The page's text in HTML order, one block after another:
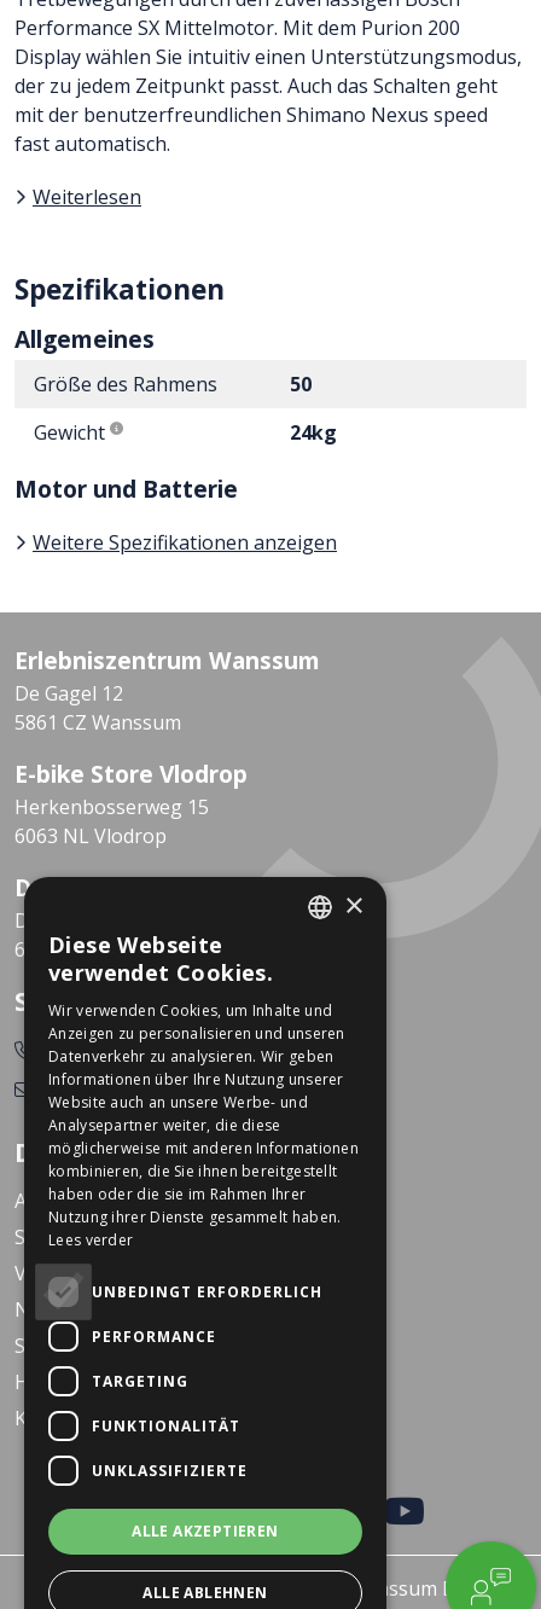
Performance SX Mittelmotor. Mit dem Purion 200
Display wählen Sie intuitiv einen Unterstützungsmodus,
der zu jedem Zeitpunkt passt. Auch das Schalten geht
mit der benutzerfreundlichen Shimano Nexus speed
fast automatisch.
Weiterlesen
Spezifikationen
Allgemeines
Größe des Rahmens
50
Gewicht
24kg
Motor und Batterie
Weitere Spezifikationen anzeigen
Erlebniszentrum Wanssum
De Gagel 12
5861 CZ Wanssum
E-bike Store Vlodrop
Herkenbosserweg 15
6063 NL Vlodrop
Dekkers Valkenburg
De Leeuwhof 7
6301 KZ Valkenburg
So erreichen Sie uns
0478-532166
info@dekkerstweewielers.nl
Dekkers Zweiräder
Arbeiten bei Dekkers
Standorte
Veranstaltungen
Nachrichten
Service
Häufig gestellte Fragen
KARO Schulfahrrad
© 2026 - Dekkers Tweewielers Wanssum B.V.
×
Diese Webseite
verwendet Cookies.
Wir verwenden Cookies, um Inhalte und
Anzeigen zu personalisieren und unseren
Datenverkehr zu analysieren. Wir geben
Informationen über Ihre Nutzung unserer
Website auch an unsere Werbe- und
Analysepartner weiter, die diese
möglicherweise mit anderen Informationen
kombinieren, die Sie ihnen bereitgestellt
haben oder die sie im Rahmen Ihrer
Nutzung ihrer Dienste gesammelt haben.
Lees verder
UNBEDINGT ERFORDERLICH
PERFORMANCE
TARGETING
FUNKTIONALITÄT
UNKLASSIFIZIERTE
ALLE AKZEPTIEREN
ALLE ABLEHNEN